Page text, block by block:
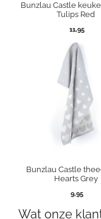
Bunzlau Castle
Tulips Red
11,95
Bunzlau Castle
Hearts Grey
9,95
Wat onze